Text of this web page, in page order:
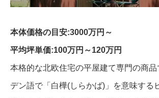
本体価格の目安:3000万円～
平均坪単価:100万円～120万円
本格的な北欧住宅の平屋建て専門の商
デン語で「白樺(しらかば)」を意味する